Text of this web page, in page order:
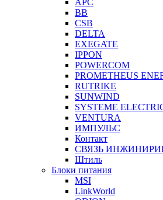
APC
BB
CSB
DELTA
EXEGATE
IPPON
POWERCOM
PROMETHEUS
RUTRIKE
SUNWIND
SYSTEME
VENTURA
ИМПУЛЬС
Контакт
СВЯЗЬ
Штиль
Блоки питания
MSI
LinkWorld